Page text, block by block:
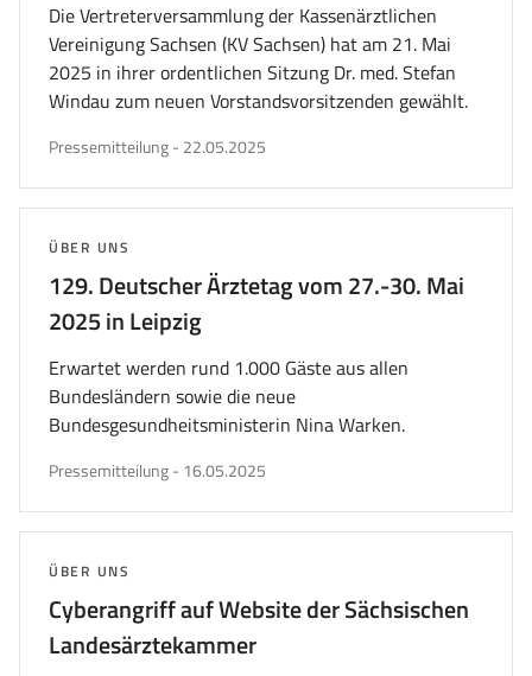
Die Vertreterversammlung der Kassenärztlichen
Vereinigung Sachsen (KV Sachsen) hat am 21. Mai
2025 in ihrer ordentlichen Sitzung Dr. med. Stefan
Windau zum neuen Vorstandsvorsitzenden gewählt.
Pressemitteilungveröffentlicht
- 22.05.2025
129. Deutscher Ärztetag vom 27.-30. Mai
2025 in Leipzig
THEMA:
ÜBER UNS
Erwartet werden rund 1.000 Gäste aus allen
Bundesländern sowie die neue
Bundesgesundheitsministerin Nina Warken.
Pressemitteilungveröffentlicht
- 16.05.2025
Cyberangriff auf Website der Sächsischen
Landesärztekammer
THEMA:
ÜBER UNS